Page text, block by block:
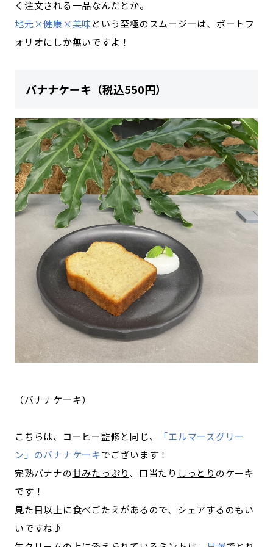
く注文される一品なんだとか。
地元×健康×美味 という至極のスムージーは、ポートフ
ォリオにしか無いですよ！
バナナケーキ（税込550円）
（バナナケーキ）
こちらは、コーヒー監修と同じ、
「エルマーズグリー
ン」のバナナケーキでございます！
完熟バナナの甘みたっぷり、口当たり しっとり のケーキ
です！
見た目以上に食べごたえがあるので、シェアするのもい
いですね♪